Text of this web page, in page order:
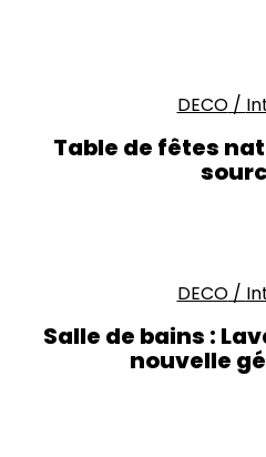
DECO/
Table de fêtes
DECO/
Salle de bains :
nouvelle